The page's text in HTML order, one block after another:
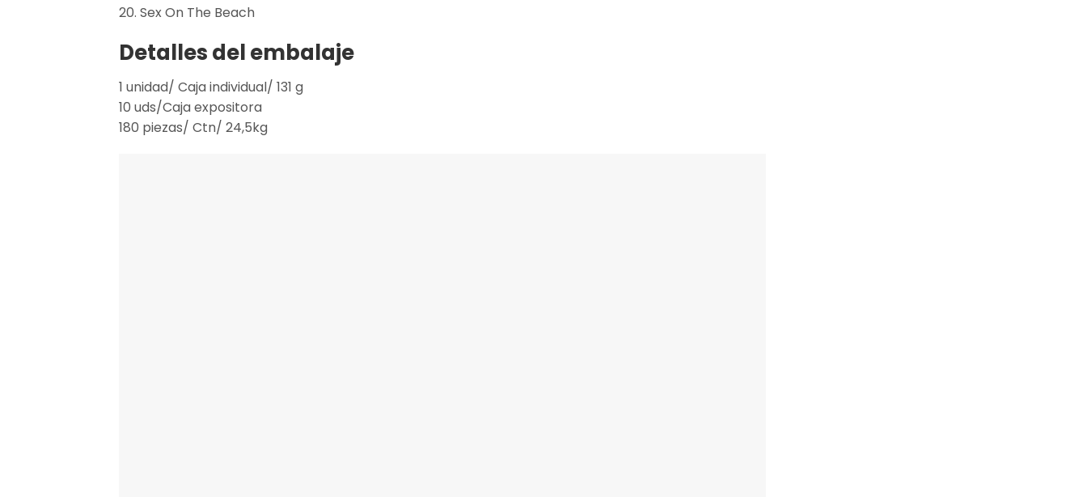
20. Sex On The Beach
Detalles del embalaje
1 unidad/ Caja individual/ 131 g
10 uds/Caja expositora
180 piezas/ Ctn/ 24,5kg